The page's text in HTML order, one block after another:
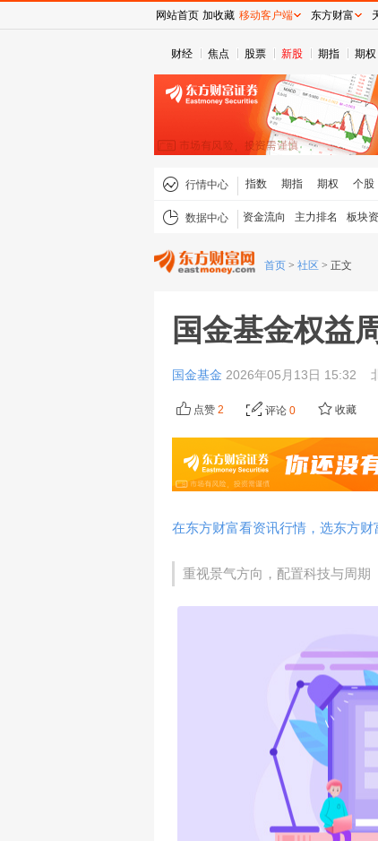
财经 焦点 股票 新股 期指 期权
行情中心 指数 期指 期权 个股
数据中心 资金流向 主力排名 板块
首页 > 社区 > 正文
国金基金权益
国金基金 2026年05月13日 15:32
点赞 2 评论 0 收藏
在东方财富看资讯行情，选东方
重视景气方向，配置科技与周期
网站首页 加收藏 移动客户端 东方财富